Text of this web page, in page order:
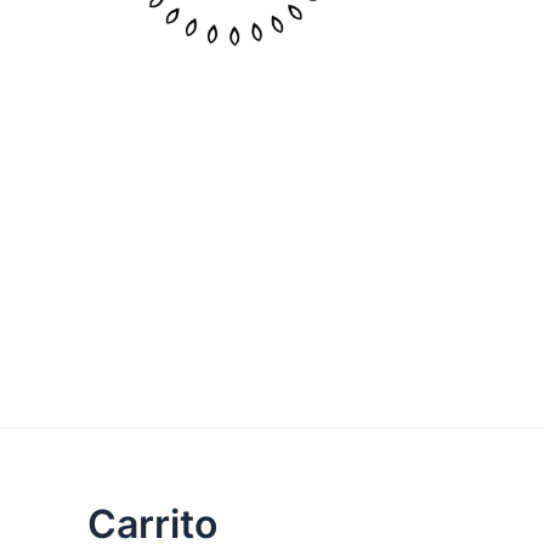
Carrito